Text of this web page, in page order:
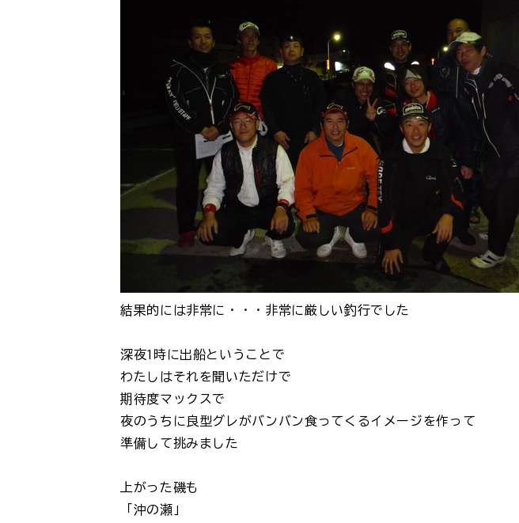
結果的には非常に・・・非常に厳しい釣行でした
深夜1時に出船ということで
わたしはそれを聞いただけで
期待度マックスで
夜のうちに良型グレがバンバン食ってくるイメージを作って
準備して挑みました
上がった磯も
「沖の瀬」